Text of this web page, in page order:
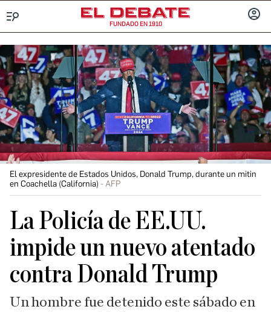
FUNDADO EN 1910
El expresidente de Estados Unidos, Donald Trump, durante un mitin
en Coachella (California)
AFP
La Policía de EE.UU.
impide un nuevo atentado
contra Donald Trump
Un hombre fue detenido este sábado en